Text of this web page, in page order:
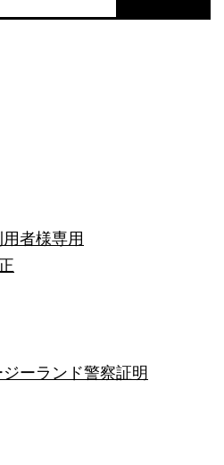
者様専用
ーランド警察証明